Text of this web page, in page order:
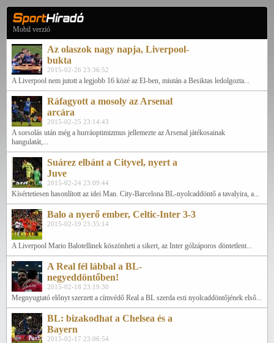
Mobil verzió
Az olaszok nagy napja, Liverpool-
bukta
2015-02-26 23:36:52
A Liverpool nem jutott a legjobb 16 közé az El-ben, miután a Besiktas ledolgozta...
Ráfagyott a mosoly az Arsenal
arcára
2015-02-25 23:14:43
A sorsolás után még a hurráoptimizmus jellemezte az Arsenal játékosainak
hangulatát,...
Suárez elbánt a Cityvel, nyert a
Juve
2015-02-24 23:09:44
Kísértetiesen hasonlított az idei Man. City-Barcelona BL-nyolcaddöntő a tavalyira, a...
Balo a nyerő ember, Celtic-Inter 3-3
2015-02-19 23:35:14
A Liverpool Mario Balotellinek köszönheti a sikert, az Inter gólzáporos döntetlent...
A Real fél lábbal a BL-
negyeddöntőben!
2015-02-18 23:19:30
Megnyugtató előnyt szerzett a címvédő Real a BL szerda esti nyolcaddöntőjének első...
BL: bizakodhat a Chelsea és a
Bayern
2015-02-17 23:06:54